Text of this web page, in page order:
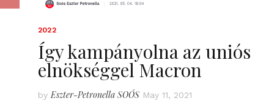
2022
Így kampányolna az uniós
elnökséggel Macron
by Eszter-Petronella SOÓS May 11, 2021